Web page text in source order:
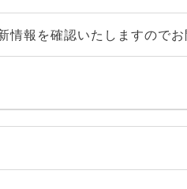
情報を確認いたしますので